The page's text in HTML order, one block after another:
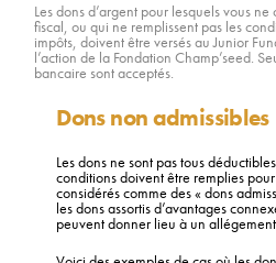
Les dons d’argent pour lesquels vous
fiscal, ou qui ne remplissent pas les
impôts, doivent être versés au Junior
l’action de la Fondation Champ’seed.
bancaire sont acceptés.
Dons non admissibles
Les dons ne sont pas tous
conditions doivent être remplies
considérés comme des « dons
les dons assortis d’avantages
peuvent donner lieu à un